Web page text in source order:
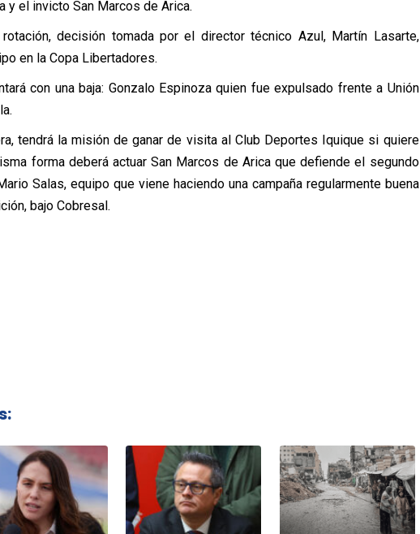
y el invicto San Marcos de Arica.
decisión tomada por el director técnico Azul, Martín Lasarte,
en la Copa Libertadores.
con una baja: Gonzalo Espinoza quien fue expulsado frente a Unión
tendrá la misión de ganar de visita al Club Deportes Iquique si quiere
forma deberá actuar San Marcos de Arica que defiende el segundo
Salas, equipo que viene haciendo una campaña regularmente buena
bajo Cobresal.